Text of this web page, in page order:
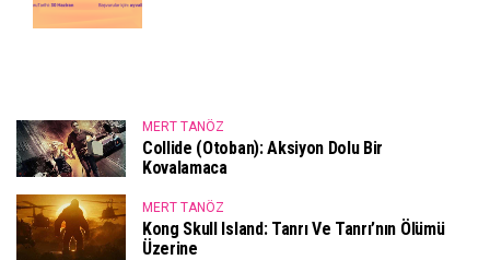
MERT TANÖZ
Collide (Otoban): Aksiyon Dolu Bir
Kovalamaca
MERT TANÖZ
Kong Skull Island: Tanrı Ve Tanrı’nın Ölümü
Üzerine